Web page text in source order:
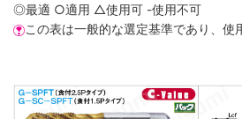
◎最適 ○適用 △使用可 -使用不可
この表は一般的な選定基準であり、